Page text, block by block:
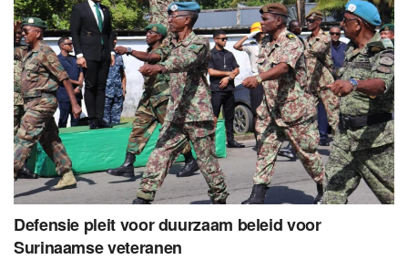
Defensie pleit voor duurzaam beleid voor
Surinaamse veteranen